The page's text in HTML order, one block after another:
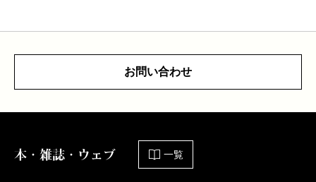
お問い合わせ
本・雑誌・ウェブ 一覧